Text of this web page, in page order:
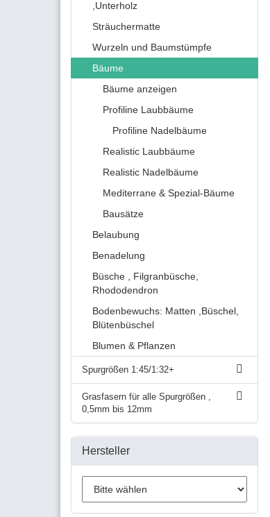
,Unterholz
Sträuchermatte
Wurzeln und Baumstümpfe
Bäume
Bäume anzeigen
Profiline Laubbäume
Profiline Nadelbäume
Realistic Laubbäume
Realistic Nadelbäume
Mediterrane & Spezial-Bäume
Bausätze
Belaubung
Benadelung
Büsche , Filgranbüsche,
Rhododendron
Bodenbewuchs: Matten ,Büschel,
Blütenbüschel
Blumen & Pflanzen
Spurgrößen 1:45/1:32+
Grasfasern für alle Spurgrößen ,
0,5mm bis 12mm
Hersteller